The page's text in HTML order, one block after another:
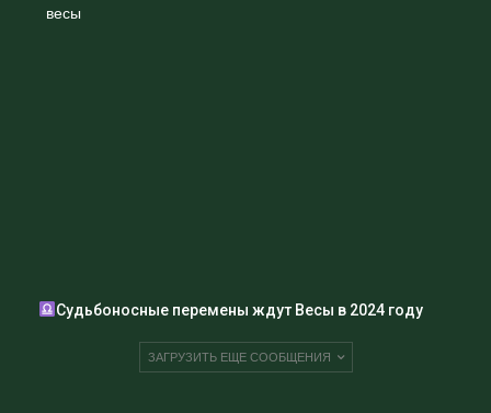
хобби, которое станет для вас источником
весы
Судьбоносные перемены ждут Весы в 2024 году
ЗАГРУЗИТЬ ЕЩЕ СООБЩЕНИЯ